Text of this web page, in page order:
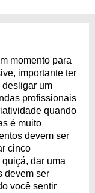
momento para
importante ter
desligar um
profissionais
quando
é muito
devem ser
cinco
dar uma
devem ser
você sentir